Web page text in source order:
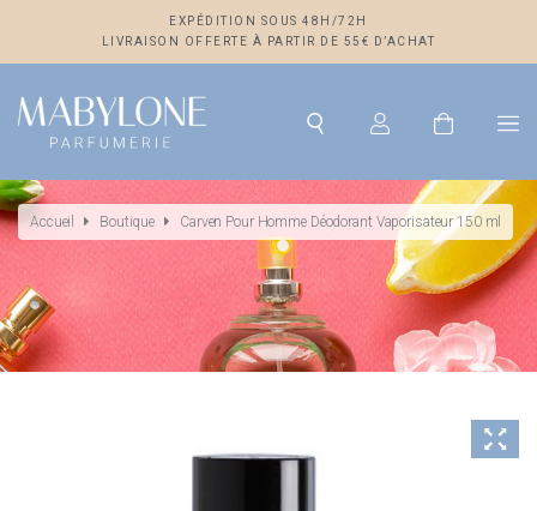
EXPÉDITION SOUS 48H/72H
LIVRAISON OFFERTE À PARTIR DE 55€ D’ACHAT
Accueil Boutique Carven Pour Homme Déodorant Vaporisateur 150 ml